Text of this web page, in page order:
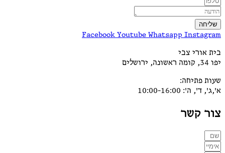
Facebook Youtube Whatsapp
צבי
פתיחה:
10:00-16:00
קשר